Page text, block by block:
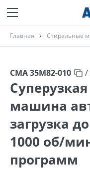
Главная Стиральные
СМА 35М82-010 /
машина
загрузка
1000 об/
программ